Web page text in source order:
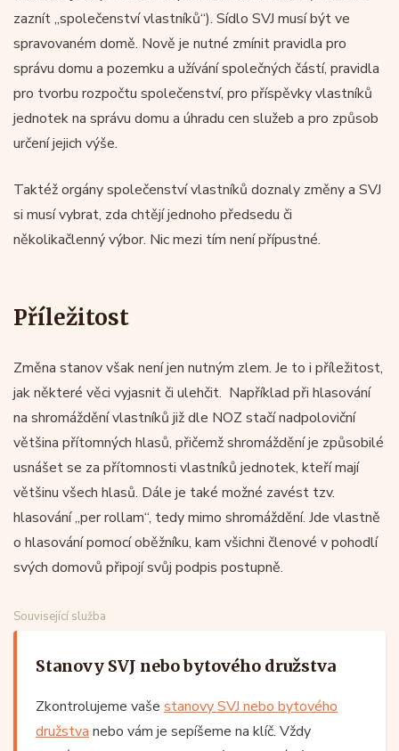
zaznít „společenství vlastníků“). Sídlo SVJ musí být ve
spravovaném domě. Nově je nutné zmínit pravidla pro
správu domu a pozemku a užívání společných částí, pravidla
pro tvorbu rozpočtu společenství, pro příspěvky vlastníků
jednotek na správu domu a úhradu cen služeb a pro způsob
určení jejich výše.
Taktéž orgány společenství vlastníků doznaly změny a SVJ
si musí vybrat, zda chtějí jednoho předsedu či
několikačlenný výbor. Nic mezi tím není přípustné.
Příležitost
Změna stanov však není jen nutným zlem. Je to i příležitost,
jak některé věci vyjasnit či ulehčit. Například při hlasování
na shromáždění vlastníků již dle NOZ stačí nadpoloviční
většina přítomných hlasů, přičemž shromáždění je způsobilé
usnášet se za přítomnosti vlastníků jednotek, kteří mají
většinu všech hlasů. Dále je také možné zavést tzv.
hlasování „per rollam“, tedy mimo shromáždění. Jde vlastně
o hlasování pomocí oběžníku, kam všichni členové v pohodlí
svých domovů připojí svůj podpis postupně.
Související služba
Stanovy SVJ nebo bytového družstva
Zkontrolujeme vaše stanovy SVJ nebo bytového
družstva nebo vám je sepíšeme na klíč. Vždy